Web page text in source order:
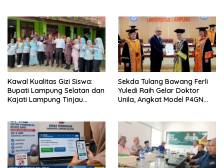
Lampung
Kawal Kualitas Gizi Siswa:
Bupati Lampung Selatan dan
Kajati Lampung Tinjau
Sekda Tulang Bawang Ferli
Yuledi Raih Gelar Doktor
Unila, Angkat Model P4GN